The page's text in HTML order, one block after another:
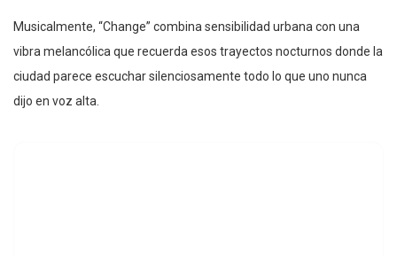
Musicalmente, “Change” combina sensibilidad urbana con una
vibra melancólica que recuerda esos trayectos nocturnos donde la
ciudad parece escuchar silenciosamente todo lo que uno nunca
dijo en voz alta.